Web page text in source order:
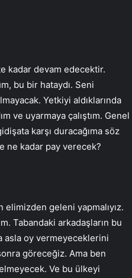
kadar devam edecektir.
bu bir hataydı. Seni
Yetkiyi aldıklarında
ve uyarmaya çalıştım. Genel
karşı duracağıma söz
ne kadar pay verecek?
geleni yapmalıyız.
Tabandaki arkadaşların bu
asla oy vermeyeceklerini
göreceğiz. Ama ben
Ve bu ülkeyi